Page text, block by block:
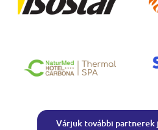
Várjuk további partnerek